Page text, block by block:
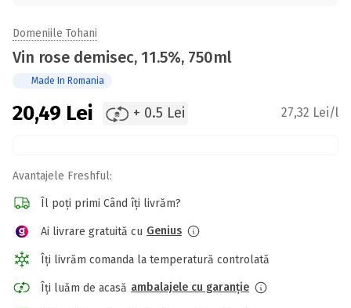
Domeniile Tohani
Vin rose demisec, 11.5%, 750ml
Made In Romania
20,49 Lei + 0.5 Lei 27,32 Lei/l
Avantajele Freshful:
Îl poți primi Când îți livrăm?
Ai livrare gratuită cu Genius
Îți livrăm comanda la temperatură controlată
Îți luăm de acasă ambalajele cu garanție